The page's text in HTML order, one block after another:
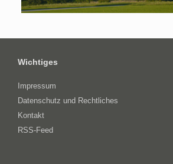
Wichtiges
Impressum
Datenschutz und Rechtliches
Kontakt
RSS-Feed